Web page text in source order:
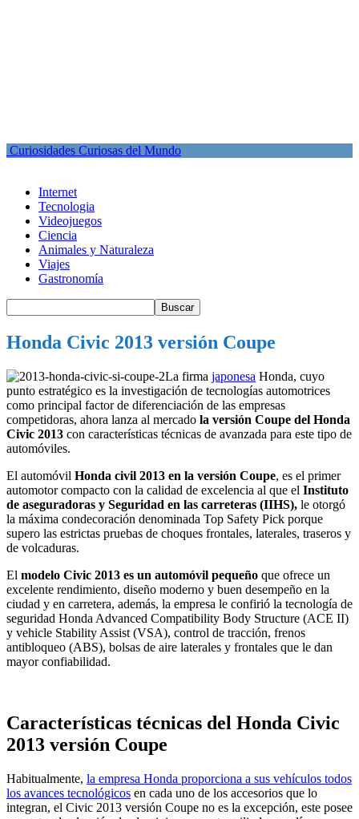
Curiosidades Curiosas del Mundo
Internet
Tecnologia
Videojuegos
Ciencia
Animales y Naturaleza
Viajes
Gastronomía
Honda Civic 2013 versión Coupe
La firma japonesa Honda, cuyo
punto estratégico es la investigación de tecnologías automotrices
como principal factor de diferenciación de las empresas
competidoras, ahora lanza al mercado la versión Coupe del Honda
Civic 2013 con características técnicas de avanzada para este tipo de
automóviles.
El automóvil Honda civil 2013 en la versión Coupe, es el primer
automotor compacto con la calidad de excelencia al que el Instituto
de aseguradoras y Seguridad en las carreteras (IIHS), le otorgó
la máxima condecoración denominada Top Safety Pick porque
supero las estrictas pruebas de choques frontales, laterales, traseros y
de volcaduras.
El modelo Civic 2013 es un automóvil pequeño que ofrece un
excelente rendimiento, diseño moderno y buen desempeño en la
ciudad y en carretera, además, la empresa le confirió la tecnología de
seguridad Honda Advanced Compatibility Body Structure (ACE II)
y vehicle Stability Assist (VSA), control de tracción, frenos
antibloqueo (ABS), bolsas de aire laterales y frontales que le dan
mayor confiabilidad.
Características técnicas del Honda Civic
2013 versión Coupe
Habitualmente, la empresa Honda proporciona a sus vehículos todos
los avances tecnológicos en cada uno de los accesorios que lo
integran, el Civic 2013 versión Coupe no es la excepción, este posee